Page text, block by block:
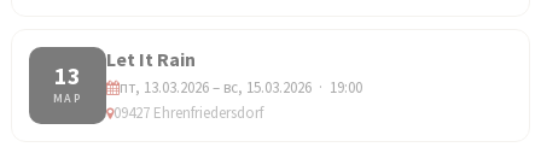
13
МАР
Let It Rain
пт, 13.03.2026 – вс, 15.03.2026 · 19:00
09427 Ehrenfriedersdorf